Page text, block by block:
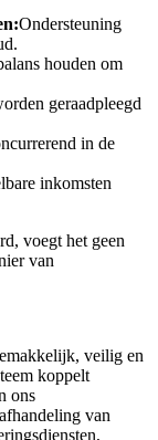
Ondersteuning
houden om
geraadpleegd
in de
inkomsten
voegt het geen
van
veilig en
koppelt
ons
van